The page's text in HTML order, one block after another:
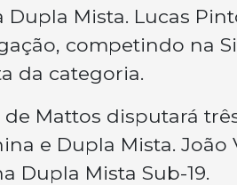
Mista. Lucas
competindo na
da categoria.
de Mattos disputará
e Dupla Mista.
Dupla Mista Sub-19.